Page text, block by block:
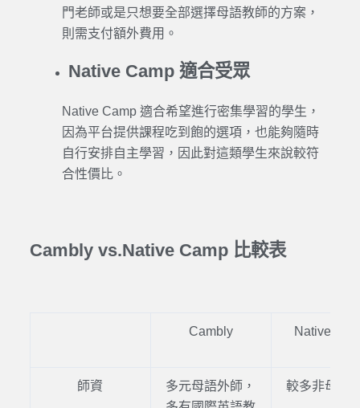
門老師或是只想要全部選擇母語教師的方案，
則需支付額外費用。
Native Camp 適合受眾
Native Camp適合希望進行密集學習的學生，
因為平台提供課程吃到飽的選項，也能夠隨時
自行安排自主學習 ，因此對這類學生來說較符
合性價比。
Cambly vs.Native Camp 比較表
Cambly Native
師資
多元母語外師，
較多非母語